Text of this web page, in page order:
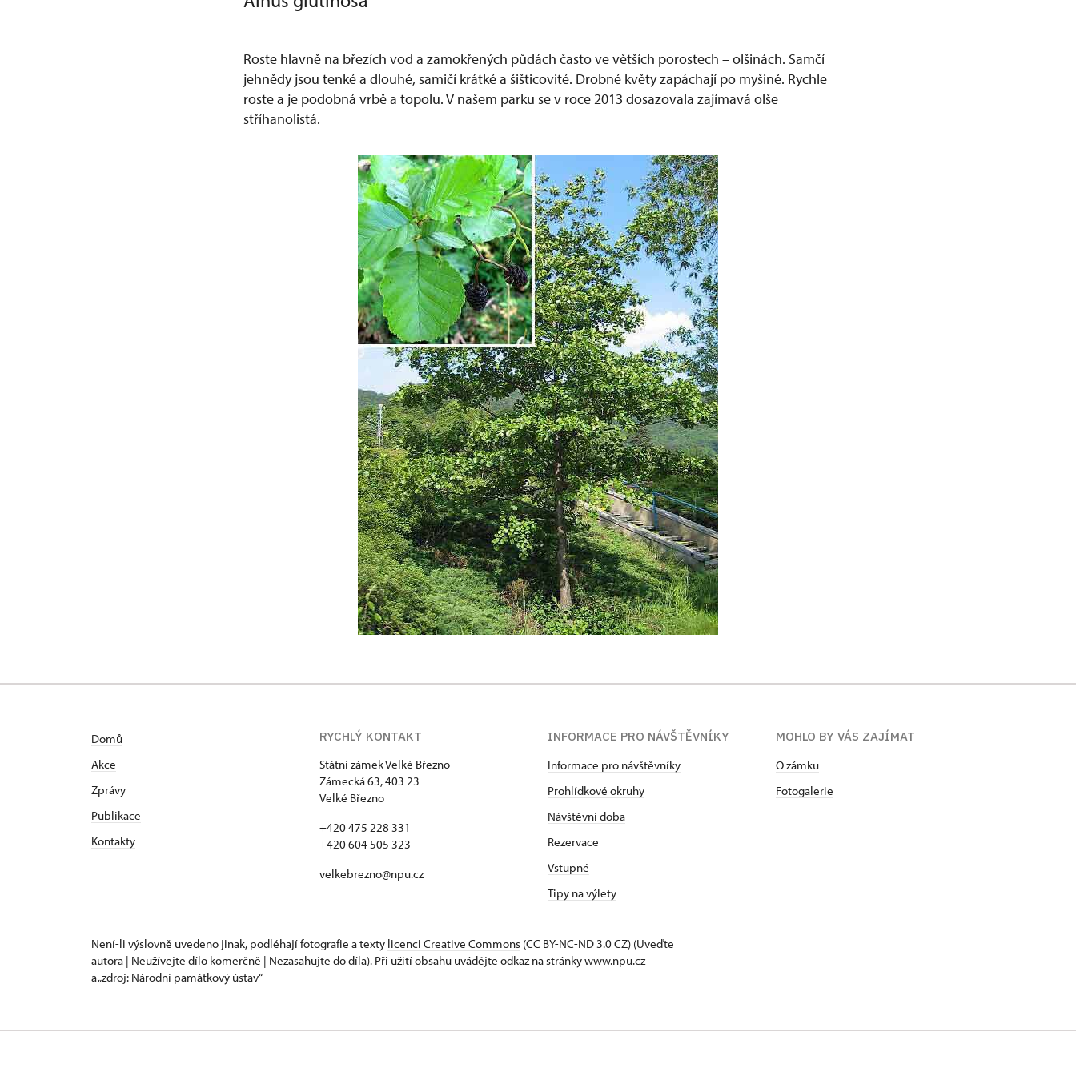
Roste hlavně na březích vod a zamokřených půdách často ve větších porostech – olšinách. Samčí
jehnědy jsou tenké a dlouhé, samičí krátké a šišticovité. Drobné květy zapáchají po myšině. Rychle
roste a je podobná vrbě a topolu. V našem parku se v roce 2013 dosazovala zajímavá olše
stříhanolistá.
Domů
Akce
Zprávy
Publikace
Kontakty
RYCHLÝ KONTAKT
Státní zámek Velké Březno
Zámecká 63, 403 23
Velké Březno
+420 475 228 331
+420 604 505 323
velkebrezno@npu.cz
INFORMACE PRO NÁVŠTĚVNÍKY
Informace pro návštěvníky
Prohlídkové okruhy
Návštěvní doba
Rezervace
Vstupné
Tipy na výlety
MOHLO BY VÁS ZAJÍMAT
O zámku
Fotogalerie
Není-li výslovně uvedeno jinak, podléhají fotografie a texty licenci Creative Commons (CC BY-NC-ND 3.0 CZ) (Uveďte
autora | Neužívejte dílo komerčně | Nezasahujte do díla). Při užití obsahu uvádějte odkaz na stránky www.npu.cz
a „zdroj: Národní památkový ústav“